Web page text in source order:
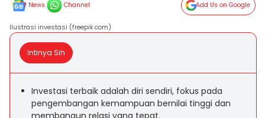
News Channel Add Us on Google
Ilustrasi investasi (freepik.com)
Intinya Sih
Investasi terbaik adalah diri sendiri, fokus pada
pengembangan kemampuan bernilai tinggi dan
membangun relasi yang tepat.